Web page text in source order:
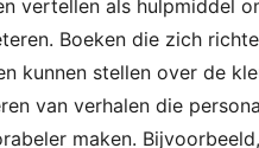
vertellen als hulpmiddel
Boeken die zich
kunnen stellen over de
van verhalen die
maken.